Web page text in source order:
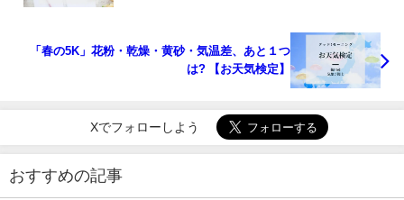
「春の5K」花粉・乾燥・黄砂・気温差、あと１つ
は? 【お天気検定】
Xでフォローしよう
おすすめの記事